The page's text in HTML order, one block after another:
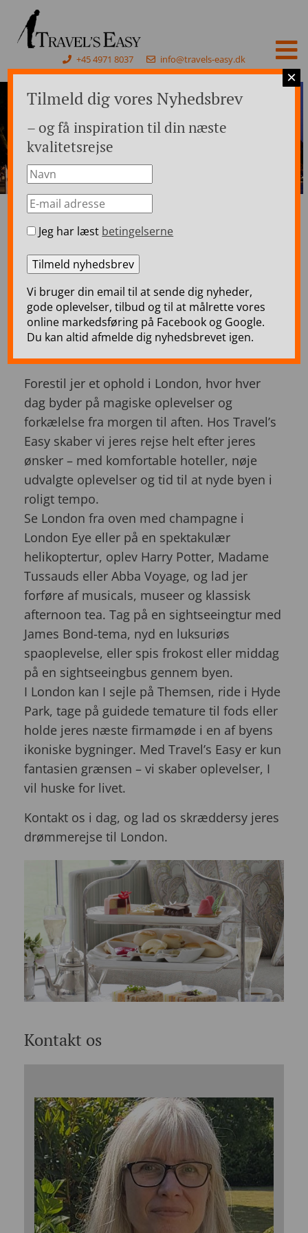
+45 4971 8037 info@travels-easy.dk
Forside>Rejser til England>England Storbyferie
London – Skræddersyede
rejser
Oplev London som aldrig før – skræddersyet
Forestil jer et ophold i London, hvor hver
dag byder på magiske oplevelser og
forkælelse fra morgen til aften. Hos Travel’s
Easy skaber vi jeres rejse helt efter jeres
ønsker – med komfortable hoteller, nøje
udvalgte oplevelser og tid til at nyde byen i
roligt tempo.
Se London fra oven med champagne i
London Eye eller på en spektakulær
helikoptertur, oplev Harry Potter, Madame
Tussauds eller Abba Voyage, og lad jer
forføre af musicals, museer og klassisk
afternoon tea. Tag på en sightseeingtur med
James Bond-tema, nyd en luksuriøs
spaoplevelse, eller spis frokost eller middag
på en sightseeingbus gennem byen.
I London kan I sejle på Themsen, ride i Hyde
Park, tage på guidede temature til fods eller
holde jeres næste firmamøde i en af byens
ikoniske bygninger. Med Travel’s Easy er kun
fantasien grænsen – vi skaber oplevelser, I
vil huske for livet.
Kontakt os i dag, og lad os skræddersy jeres
drømmerejse til London.
Kontakt os
Tilmeld dig vores Nyhedsbrev
– og få inspiration til din næste
kvalitetsrejse
Jeg har læst betingelserne
Vi bruger din email til at sende dig nyheder,
gode oplevelser, tilbud og til at målrette vores
online markedsføring på Facebook og Google.
Du kan altid afmelde dig nyhedsbrevet igen.
×